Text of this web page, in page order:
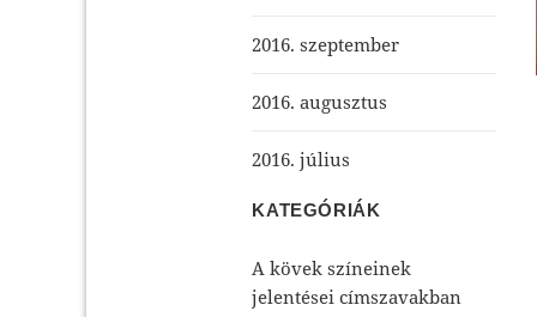
2016. szeptember
2016. augusztus
2016. július
KATEGÓRIÁK
A kövek színeinek
jelentései címszavakban